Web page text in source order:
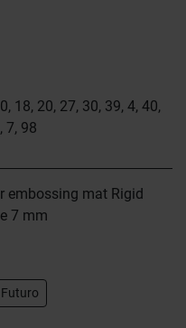
18, 20, 27, 30, 39, 4, 40,
7, 98
embossing mat Rigid
7 mm